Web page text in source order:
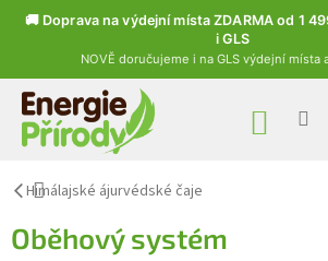
🚚 Doprava na výdejní místa ZDARMA od 1
i GLS
NOVĚ doručujeme i na GLS výdejní místa
Přejít na obsah
NÁKUPNÍ
Himálajské ájurvédské čaje
Oběhový systém